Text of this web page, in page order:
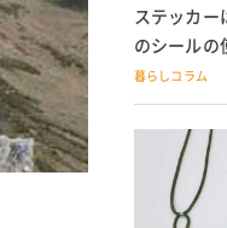
ステッカー
のシールの
の飾り方も
暮らしコラム